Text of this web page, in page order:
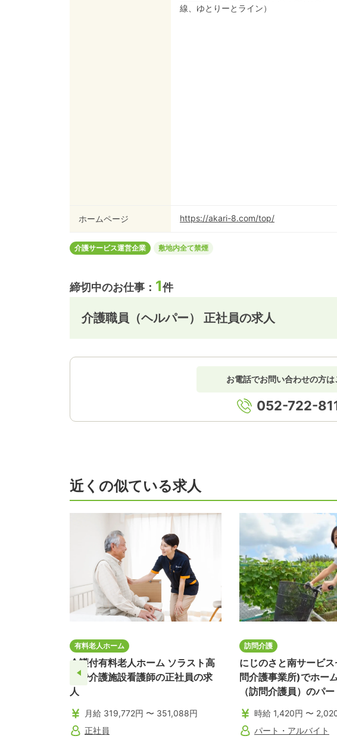
線
ゆとりーとライン）
ホームページ https://akari-8.com/top/
介護サービス運営企業 敷地内全て禁煙
締切中のお仕事： 1件
介護職員（ヘルパー） 正社員の求人
お電話でお問い合わせの方は
052-722-
近くの似ている求人
有料老人ホーム
介護付有料老人ホーム ソラスト高
畑で介護施設看護師の正社員の求
人
月給 319,772円 〜 351,088円
正社員
訪問介護
にじのさと南サービ
問介護事業所)でホー
（訪問介護員）のパ
イトの求人
時給 1,420円 〜
パート・アルバイト